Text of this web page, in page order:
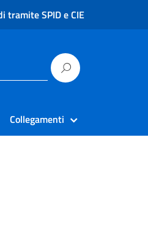
tramite SPID e CIE
Collegamenti